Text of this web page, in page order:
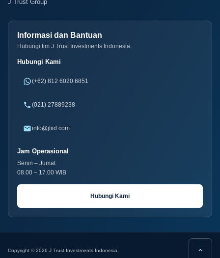
J Trust Group
Informasi dan Bantuan
Hubungi tim J Trust Investments Indonesia.
Hubungi Kami
(+62) 812 6020 6851
(021) 27889238
info@jtiid.com
Jam Operasional
Senin – Jumat
08.00 – 17.00 WIB
Hubungi Kami
Copyright © 2026 J Trust Investments Indonesia.